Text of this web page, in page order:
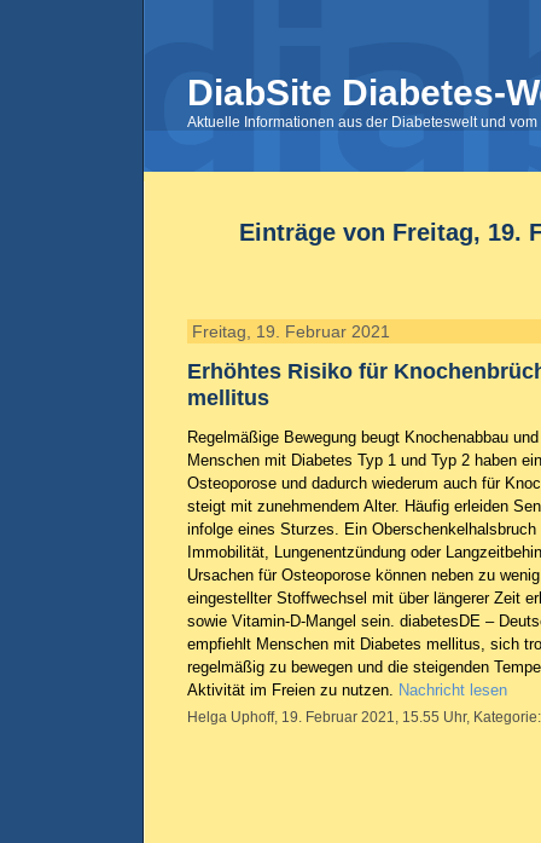
DiabSite Diabetes-
Aktuelle Informationen aus der Diabeteswelt und
Einträge von Freitag, 19.
Freitag, 19. Februar 2021
Erhöhtes Risiko für
mellitus
Regelmäßige Bewegung beugt Knochenabbau
Menschen mit Diabetes Typ 1 und Typ 2 haben
Osteoporose und dadurch wiederum auch für
steigt mit zunehmendem Alter. Häufig erleiden
infolge eines Sturzes. Ein
Immobilität, Lungenentzündung oder
Ursachen für Osteoporose können neben zu
eingestellter Stoffwechsel mit über längerer Zeit
sowie Vitamin-D-Mangel sein. diabetesDE –
empfiehlt Menschen mit Diabetes mellitus, sich
regelmäßig zu bewegen und die steigenden
Aktivität im Freien zu nutzen. Nachricht lesen
Helga Uphoff, 19. Februar 2021, 15.55 Uhr,